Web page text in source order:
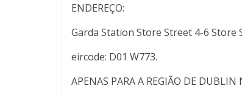
ENDEREÇO:
Garda Station Store Street 4-6 Store
eircode: D01 W773.
APENAS PARA A REGIÃO DE